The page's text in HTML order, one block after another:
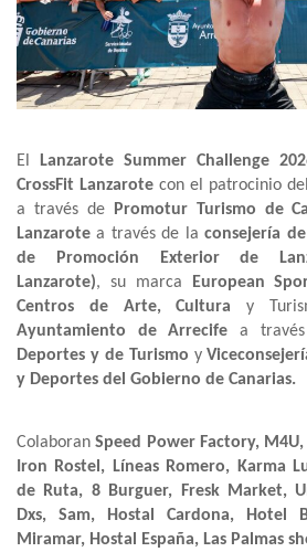
El Lanzarote Summer Challenge
CrossFit Lanzarote con el patrocinio del
a través de
Promotur Turismo de
Lanzarote a través de laconsejería
de Promoción Exterior de
Lanzarote), su marca European
Centros de Arte, Cultura y
Ayuntamiento de Arrecife a
Deportes y de Turismo y
y Deportes del Gobierno de Canarias.
ColaboranSpeed Power Factory,
Iron Rostel, Líneas Romero, Karma
de Ruta, 8 Burguer, Fresk Market,
Dxs, Sam, Hostal Cardona, Hotel
Miramar, Hostal España, Las Palmas